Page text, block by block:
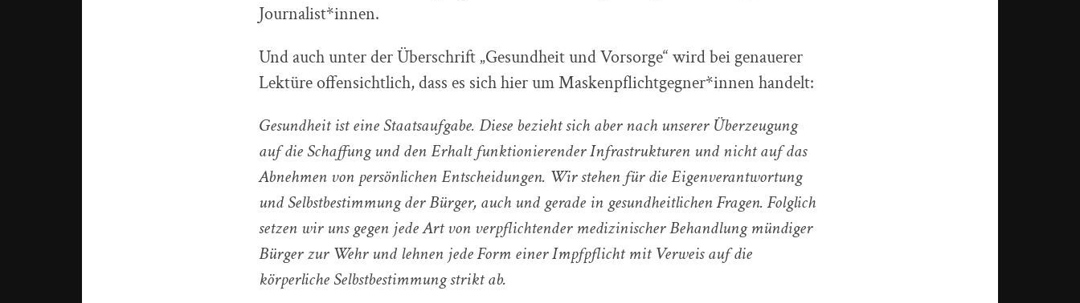
Journalist*innen.
Und auch unter der Überschrift „Gesundheit und Vorsorge“ wird bei genauerer
Lektüre offensichtlich, dass es sich hier um Maskenpflichtgegner*innen handelt:
Gesundheit ist eine Staatsaufgabe. Diese bezieht sich aber nach unserer Überzeugung
auf die Schaffung und den Erhalt funktionierender Infrastrukturen und nicht auf das
Abnehmen von persönlichen Entscheidungen. Wir stehen für die Eigenverantwortung
und Selbstbestimmung der Bürger, auch und gerade in gesundheitlichen Fragen. Folglich
setzen wir uns gegen jede Art von verpflichtender medizinischer Behandlung mündiger
Bürger zur Wehr und lehnen jede Form einer Impfpflicht mit Verweis auf die
körperliche Selbstbestimmung strikt ab.